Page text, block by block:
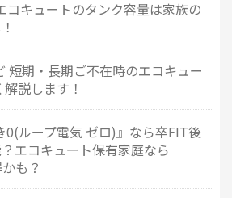
コキュートのタンク容量は家族の
短期・長期ご不在時のエコキュー
説します！
0(ループ電気 ゼロ)』なら卒FIT後
エコキュート保有家庭なら
も？